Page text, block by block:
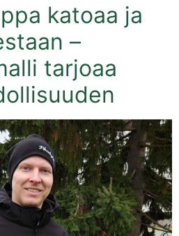
katoaa ja
–
tarjoaa